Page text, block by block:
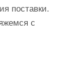
поставки.
с